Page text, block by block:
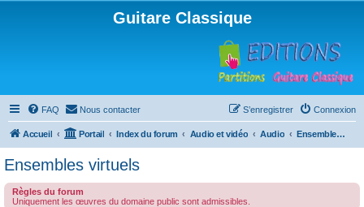
Guitare Classique
FAQ Nous contacter Connexion
S’enregistrer
Accueil Portail Index du forum Audio et vidéo Audio Ensembles virtuels
Ensembles virtuels
Règles du forum
Uniquement les œuvres du domaine public sont admissibles.